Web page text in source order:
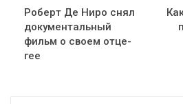
Роберт Де Ниро снял
документальный
фильм о своем отце-
гее